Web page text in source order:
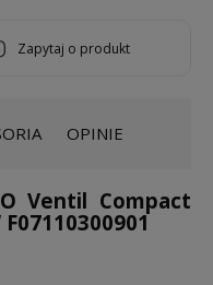
zapytaj o produkt
OPINIE
Ventil Compact